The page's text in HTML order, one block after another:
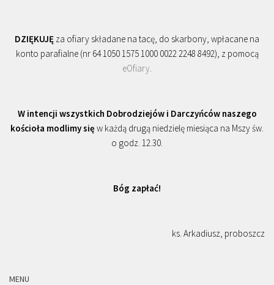
DZIĘKUJĘ za ofiary składane na tacę, do skarbony, wpłacane na
konto parafialne (nr 64 1050 1575 1000 0022 2248 8492), z pomocą
eOfiary.
W intencji wszystkich Dobrodziejów i Darczyńców naszego
kościoła modlimy się w każdą drugą niedzielę miesiąca na Mszy św.
o godz. 12.30.
Bóg zapłać!
ks. Arkadiusz, proboszcz
MENU